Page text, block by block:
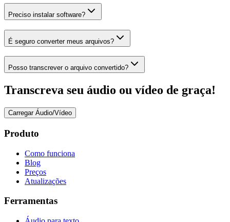
Preciso instalar software?
É seguro converter meus arquivos?
Posso transcrever o arquivo convertido?
Transcreva seu áudio ou vídeo de graça!
Carregar Áudio/Vídeo
Produto
Como funciona
Blog
Preços
Atualizações
Ferramentas